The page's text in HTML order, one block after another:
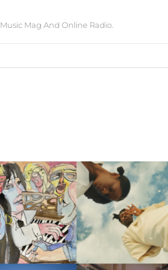
Mag And Online Radio.